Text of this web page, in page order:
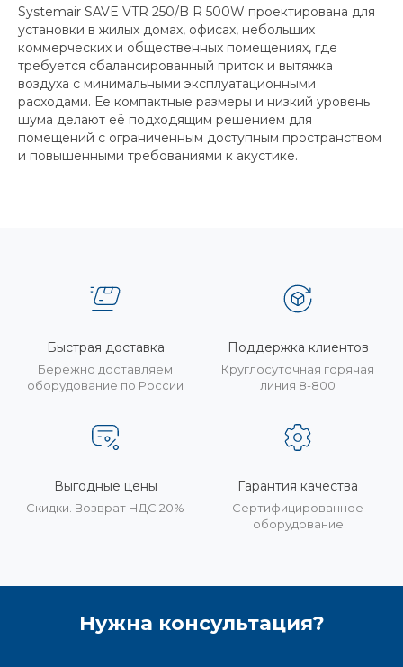
Systemair SAVE VTR 250/B R 500W проектирована для
установки в жилых домах, офисах, небольших
коммерческих и общественных помещениях, где
требуется сбалансированный приток и вытяжка
воздуха с минимальными эксплуатационными
расходами. Ее компактные размеры и низкий уровень
шума делают её подходящим решением для
помещений с ограниченным доступным пространством
и повышенными требованиями к акустике.
Быстрая доставка
Бережно доставляем
оборудование по России
Поддержка клиентов
Круглосуточная горячая
линия 8-800
Выгодные цены
Скидки. Возврат НДС 20%
Гарантия качества
Сертифицированное
оборудование
Нужна консультация?